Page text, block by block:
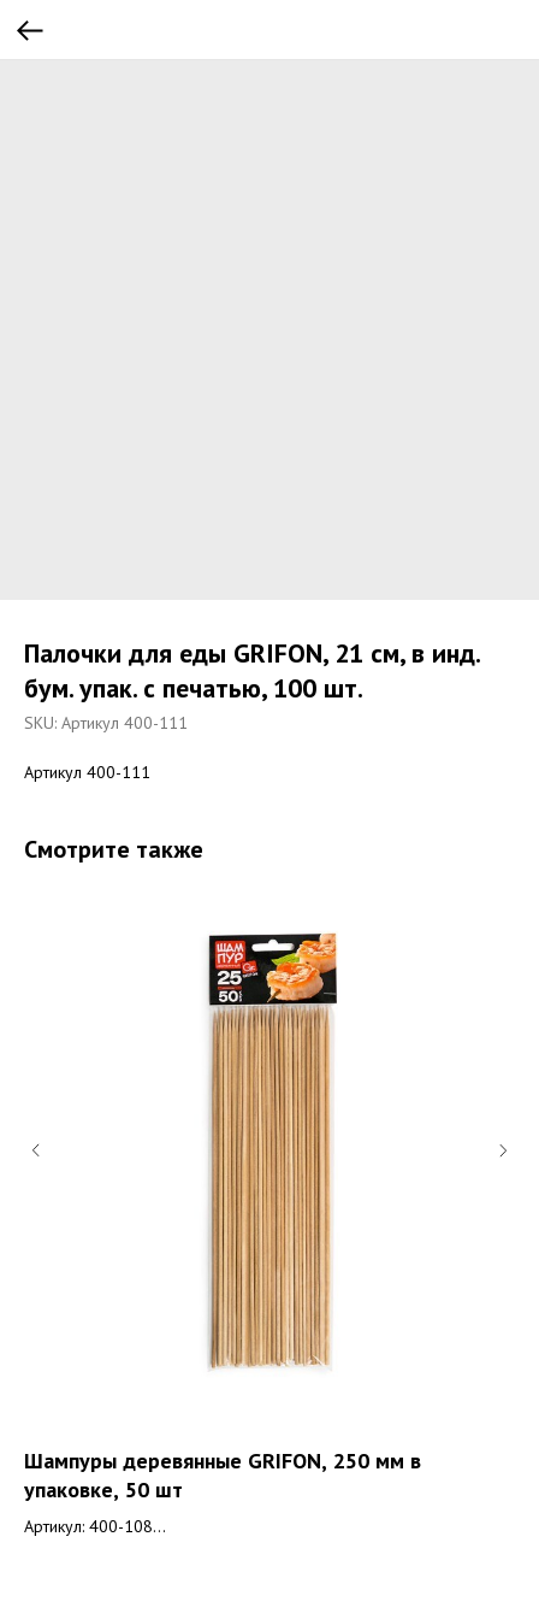
Палочки для еды GRIFON, 21 см, в инд.
бум. упак. с печатью, 100 шт.
SKU: Артикул 400-111
Артикул 400-111
Смотрите также
Шампуры деревянные GRIFON, 250 мм в
упаковке, 50 шт
Артикул: 400-108